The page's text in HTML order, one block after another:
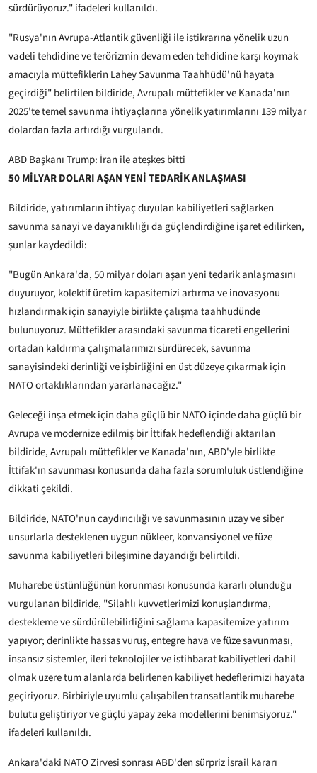
sürdürüyoruz." ifadeleri kullanıldı.
"Rusya'nın Avrupa-Atlantik güvenliği ile istikrarına yönelik uzun
vadeli tehdidine ve terörizmin devam eden tehdidine karşı koymak
amacıyla müttefiklerin Lahey Savunma Taahhüdü'nü hayata
geçirdiği" belirtilen bildiride, Avrupalı müttefikler ve Kanada'nın
2025'te temel savunma ihtiyaçlarına yönelik yatırımlarını 139 milyar
dolardan fazla artırdığı vurgulandı.
ABD Başkanı Trump: İran ile ateşkes bitti
50 MİLYAR DOLARI AŞAN YENİ TEDARİK ANLAŞMASI
Bildiride, yatırımların ihtiyaç duyulan kabiliyetleri sağlarken
savunma sanayi ve dayanıklılığı da güçlendirdiğine işaret edilirken,
şunlar kaydedildi:
"Bugün Ankara'da, 50 milyar doları aşan yeni tedarik anlaşmasını
duyuruyor, kolektif üretim kapasitemizi artırma ve inovasyonu
hızlandırmak için sanayiyle birlikte çalışma taahhüdünde
bulunuyoruz. Müttefikler arasındaki savunma ticareti engellerini
ortadan kaldırma çalışmalarımızı sürdürecek, savunma
sanayisindeki derinliği ve işbirliğini en üst düzeye çıkarmak için
NATO ortaklıklarından yararlanacağız."
Geleceği inşa etmek için daha güçlü bir NATO içinde daha güçlü bir
Avrupa ve modernize edilmiş bir İttifak hedeflendiği aktarılan
bildiride, Avrupalı müttefikler ve Kanada'nın, ABD'yle birlikte
İttifak'ın savunması konusunda daha fazla sorumluluk üstlendiğine
dikkati çekildi.
Bildiride, NATO'nun caydırıcılığı ve savunmasının uzay ve siber
unsurlarla desteklenen uygun nükleer, konvansiyonel ve füze
savunma kabiliyetleri bileşimine dayandığı belirtildi.
Muharebe üstünlüğünün korunması konusunda kararlı olunduğu
vurgulanan bildiride, "Silahlı kuvvetlerimizi konuşlandırma,
destekleme ve sürdürülebilirliğini sağlama kapasitemize yatırım
yapıyor; derinlikte hassas vuruş, entegre hava ve füze savunması,
insansız sistemler, ileri teknolojiler ve istihbarat kabiliyetleri dahil
olmak üzere tüm alanlarda belirlenen kabiliyet hedeflerimizi hayata
geçiriyoruz. Birbiriyle uyumlu çalışabilen transatlantik muharebe
bulutu geliştiriyor ve güçlü yapay zeka modellerini benimsiyoruz."
ifadeleri kullanıldı.
Ankara'daki NATO Zirvesi sonrası ABD'den sürpriz İsrail kararı